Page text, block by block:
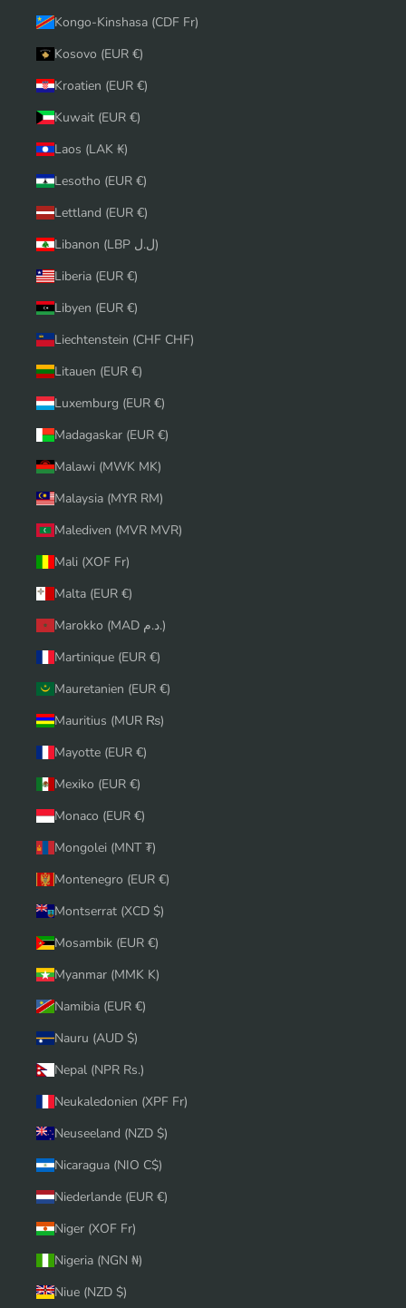
Kongo-Kinshasa (CDF Fr)
Kosovo (EUR €)
Kroatien (EUR €)
Kuwait (EUR €)
Laos (LAK ₭)
Lesotho (EUR €)
Lettland (EUR €)
Libanon (LBP ل.ل)
Liberia (EUR €)
Libyen (EUR €)
Liechtenstein (CHF CHF)
Litauen (EUR €)
Luxemburg (EUR €)
Madagaskar (EUR €)
Malawi (MWK MK)
Malaysia (MYR RM)
Malediven (MVR MVR)
Mali (XOF Fr)
Malta (EUR €)
Marokko (MAD د.م.)
Martinique (EUR €)
Mauretanien (EUR €)
Mauritius (MUR ₨)
Mayotte (EUR €)
Mexiko (EUR €)
Monaco (EUR €)
Mongolei (MNT ₮)
Montenegro (EUR €)
Montserrat (XCD $)
Mosambik (EUR €)
Myanmar (MMK K)
Namibia (EUR €)
Nauru (AUD $)
Nepal (NPR Rs.)
Neukaledonien (XPF Fr)
Neuseeland (NZD $)
Nicaragua (NIO C$)
Niederlande (EUR €)
Niger (XOF Fr)
Nigeria (NGN ₦)
Niue (NZD $)